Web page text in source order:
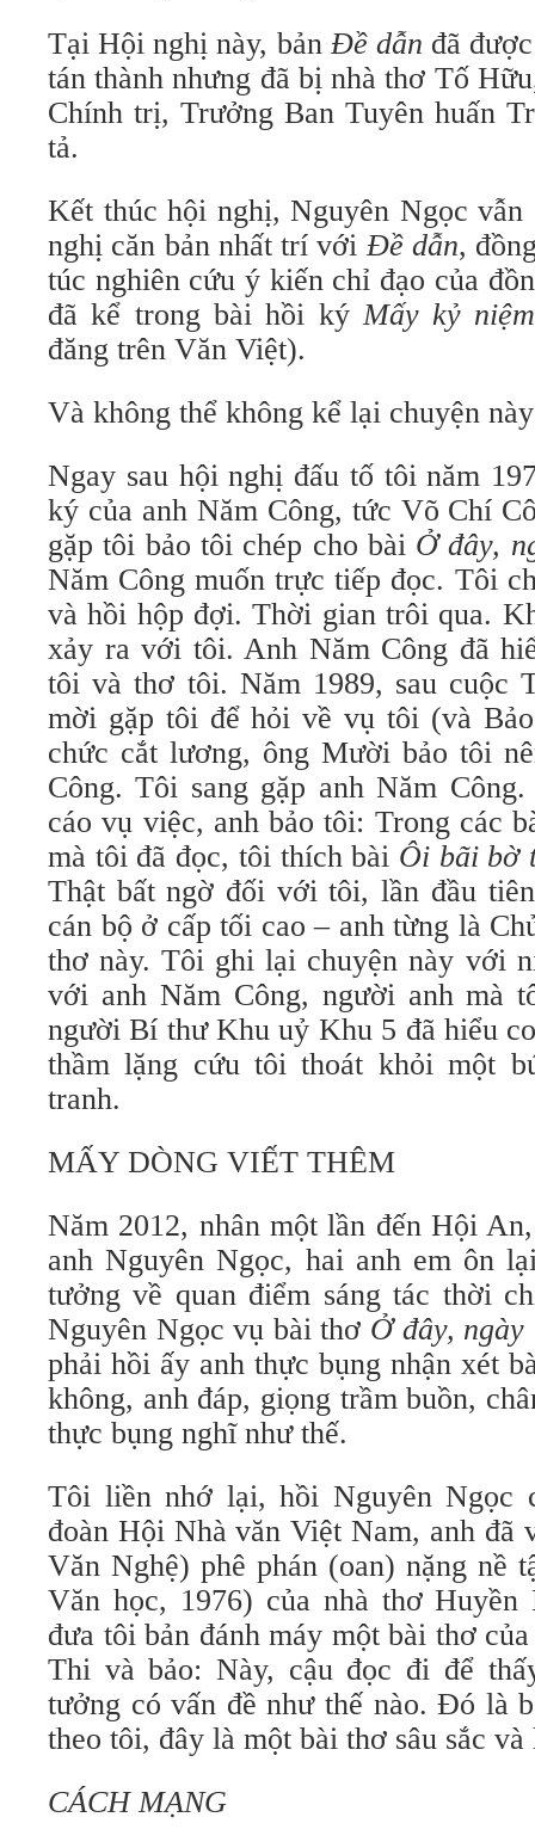
Tại Hội nghị này, bảnĐề dẫn đã
tán thành nhưng đã bị nhà thơ Tố
Chính trị, Trưởng Ban Tuyên huấn
tả.
Kết thúc hội nghị, Nguyên Ngọc
nghị căn bản nhất trí vớiĐề dẫn,
túc nghiên cứu ý kiến chỉ đạo của
đã kể trong bài hồi kýMấy kỷ
đăng trên Văn Việt).
Và không thể không kể lại chuyện
Ngay sau hội nghị đấu tố tôi năm
ký của anh Năm Công, tức Võ Chí
gặp tôi bảo tôi chép cho bài Ở đây,
Năm Công muốn trực tiếp đọc. Tôi
và hồi hộp đợi. Thời gian trôi qua.
xảy ra với tôi. Anh Năm Công đã
tôi và thơ tôi. Năm 1989, sau
mời gặp tôi để hỏi về vụ tôi (và
chức cắt lương, ông Mười bảo tôi
Công. Tôi sang gặp anh Năm
cáo vụ việc, anh bảo tôi: Trong các
mà tôi đã đọc, tôi thích bài Ôi bãi bờ
Thật bất ngờ đối với tôi, lần đầu
cán bộ ở cấp tối cao – anh từng là
thơ này. Tôi ghi lại chuyện này với
với anh Năm Công, người anh mà
người Bí thư Khu uỷ Khu 5 đã hiểu
thầm lặng cứu tôi thoát khỏi một
tranh.
MẤY DÒNG VIẾT THÊM
Năm 2012, nhân một lần đến Hội
anh Nguyên Ngọc, hai anh em ôn
tưởng về quan điểm sáng tác thời
Nguyên Ngọc vụ bài thơ Ở đây,
phải hồi ấy anh thực bụng nhận xét
không, anh đáp, giọng trầm buồn,
thực bụng nghĩ như thế.
Tôi liền nhớ lại, hồi Nguyên Ngọc
đoàn Hội Nhà văn Việt Nam, anh đã
Văn Nghệ) phê phán (oan) nặng nề
Văn học, 1976) của nhà thơ
đưa tôi bản đánh máy một bài thơ
Thi và bảo: Này, cậu đọc đi để
tưởng có vấn đề như thế nào. Đó là
theo tôi, đây là một bài thơ sâu sắc
CÁCH MẠNG